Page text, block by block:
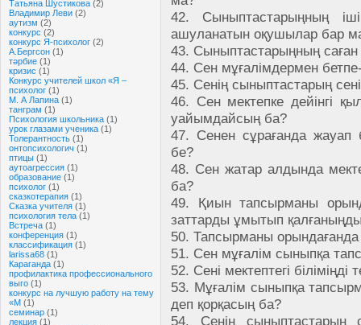
Татьяна Шустикова (2)
Владимир Леви (2)
аутизм (2)
конкурс (2)
конкурс Я-психолог (2)
А.Бергсон (1)
тәрбие (1)
кризис (1)
Конкурс учителей школ «Я –
психолог (1)
М. А Лапина (1)
танграм (1)
Психология школьника (1)
урок глазами ученика (1)
Толерантность (1)
онтопсихологич (1)
птицы (1)
аутоагрессия (1)
образование (1)
психолог (1)
сказкотерапия (1)
Сказка учителя (1)
психология тела (1)
Встреча (1)
конференция (1)
классификация (1)
larissa68 (1)
Караганда (1)
профилактика профессионального
выго (1)
конкурс на лучшую работу на тему
«М (1)
семинар (1)
лекция (1)
42. Сыныптастарыңның
ашуланатын оқушылар бар
43. Сыныптастарыңның саған
44. Сен мұғалімдермен бетпе-
45. Сенің сыныптастарың
46. Сен мектепке дейінгі
уайымдайсың ба?
47. Сенен сұрағанда жауап
бе?
48. Сен жатар алдында
ба?
49. Қиын тапсырманы
заттарды ұмытып
50. Тапсырманы орындағанда
51. Сен мұғалім сыныпқа
52. Сені мектептегі
53. Мұғалім сыныпқа
деп қорқасың ба?
54. Сенің сыныптастарың